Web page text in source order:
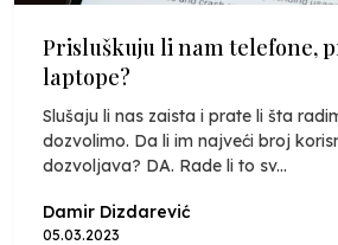
Prisluškuju li nam telefone,
laptope?
Slušaju li nas zaista i prate li šta
dozvolimo. Da li im najveći broj
dozvoljava? DA. Rade li to sv...
Damir Dizdarević
05.03.2023